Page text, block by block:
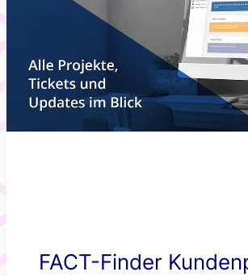
About
REQUEST DEMO
FACT-Finder